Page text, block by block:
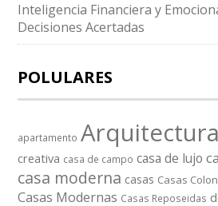
Inteligencia Financiera y
Decisiones Acertadas
POLULARES
apartamento Arquitectura
creativa casa de campo casa de lujo
casa moderna casas Casas
Casas Modernas Casas Reposeidas